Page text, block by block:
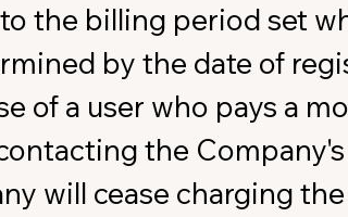
the billing period set
by the date of
of a user who pays a
the
will cease charging